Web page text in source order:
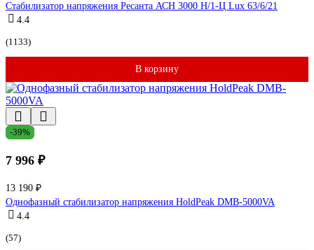
Стабилизатор напряжения Ресанта АСН 3000 Н/1-Ц Lux 63/6/21
4.4
(1133)
В корзину
-39%
7 996 ₽
13 190 ₽
Однофазный стабилизатор напряжения HoldPeak DMB-5000VA
4.4
(57)